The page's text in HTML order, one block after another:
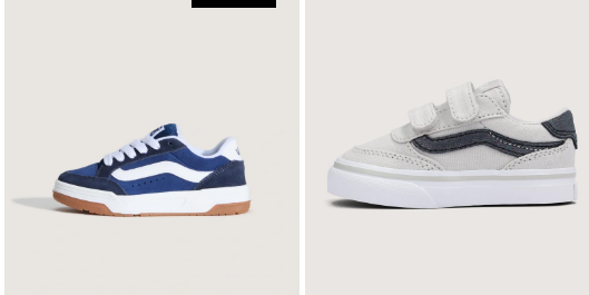
תנאי ההחזרות וההחלפות המלאים כאן